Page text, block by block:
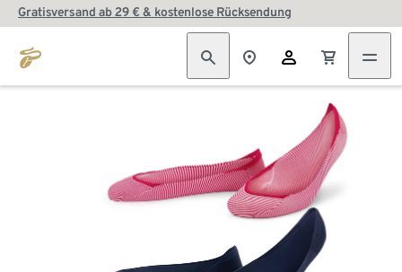
Gratisversand ab 29 € & kostenlose Rücksendung